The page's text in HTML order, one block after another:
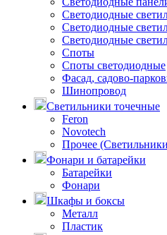
Светодиодные
Светодиодные
Светодиодные
Споты
Споты светодиодные
Фасад, садово-
Шинопровод
Светильники точечные
Feron
Novotech
Прочее
Фонари и батарейки
Батарейки
Фонари
Шкафы и боксы
Металл
Пластик